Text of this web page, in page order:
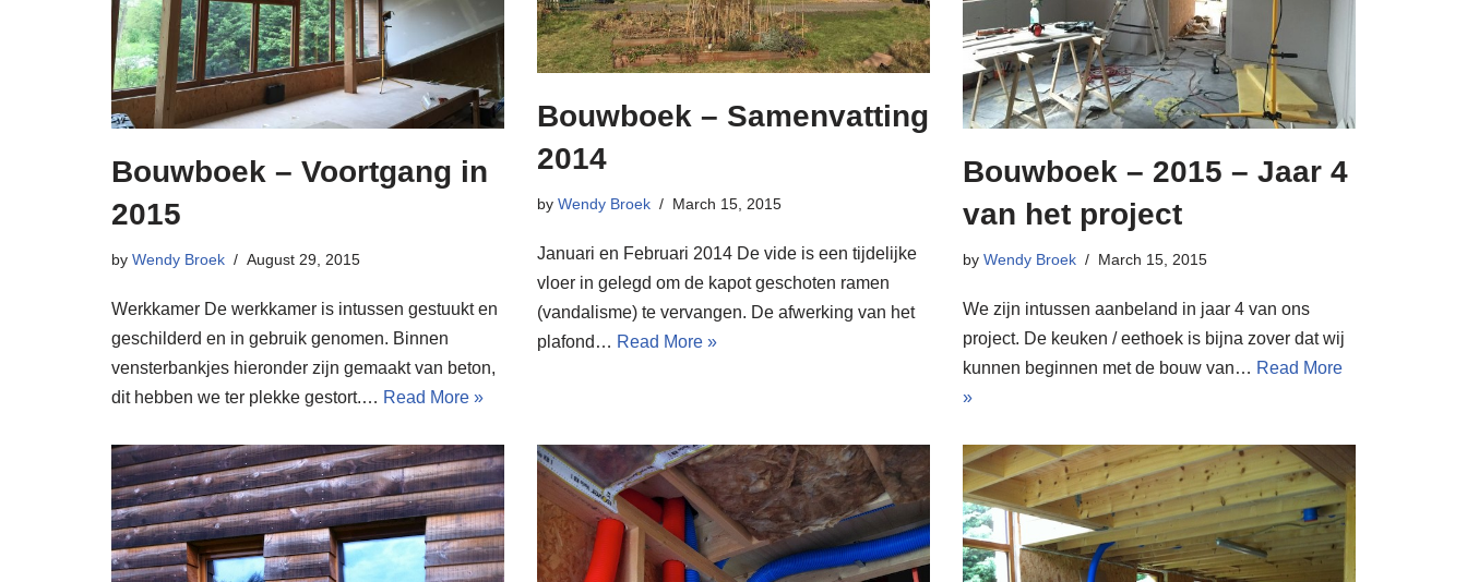
Bouwboek – Voortgang in
2015
by Wendy Broek August 29, 2015
Werkkamer De werkkamer is intussen gestuukt en
geschilderd en in gebruik genomen. Binnen
vensterbankjes hieronder zijn gemaakt van beton,
dit hebben we ter plekke gestort.… Read More »
Bouwboek – Samenvatting
2014
by Wendy Broek March 15, 2015
Januari en Februari 2014 De vide is een tijdelijke
vloer in gelegd om de kapot geschoten ramen
(vandalisme) te vervangen. De afwerking van het
plafond… Read More »
Bouwboek – 2015 – Jaar 4
van het project
by Wendy Broek March 15, 2015
We zijn intussen aanbeland in jaar 4 van ons
project. De keuken / eethoek is bijna zover dat wij
kunnen beginnen met de bouw van… Read More
»